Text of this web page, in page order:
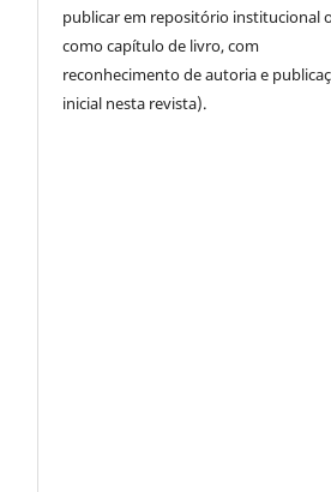
publicar em repositório institucional
como capítulo de livro, com
reconhecimento de autoria e
inicial nesta revista).